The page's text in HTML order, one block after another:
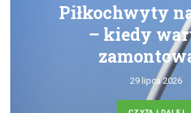
Piłkochwyty
– kiedy
29 lipca 2026